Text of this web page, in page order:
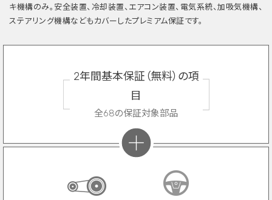
キ機構のみ。安全装置、冷却装置、エアコン装置、電気系統、加吸気機構、
ステアリング機構などもカバーしたプレミアム保証です。
2年間基本保証（無料）の項
目
全68の保証対象部品